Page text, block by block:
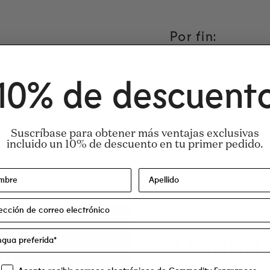
Musgo de
roble
Por fin:
Azahar
Denat.), Parfum/Fragancia, Aqua/
Bunny.
Donna
de
Suscríbase para obtener más ventajas exclusivas
incluido un 10% de descuento en tu primer pedido.